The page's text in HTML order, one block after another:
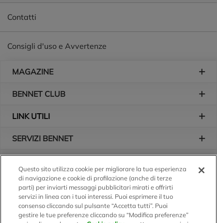
Contatti
Consigli d'uso e Avvertenze
MAGAZINE
BENNET CLUB
LINK UTILI
SERVIZI BENNET
Logo Bennet
Seguici sui nostri canali
Questo sito utilizza cookie per migliorare la tua esperienza
di navigazione e cookie di profilazione (anche di terze
parti) per inviarti messaggi pubblicitari mirati e offrirti
servizi in linea con i tuoi interessi. Puoi esprimere il tuo
consenso cliccando sul pulsante “Accetta tutti”. Puoi
gestire le tue preferenze cliccando su “Modifica preferenze”